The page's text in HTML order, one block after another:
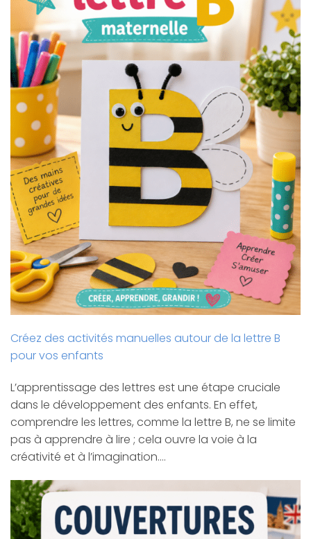
Créez des activités manuelles autour de la lettre B
pour vos enfants
L’apprentissage des lettres est une étape cruciale
dans le développement des enfants. En effet,
comprendre les lettres, comme la lettre B, ne se limite
pas à apprendre à lire ; cela ouvre la voie à la
créativité et à l’imagination.…